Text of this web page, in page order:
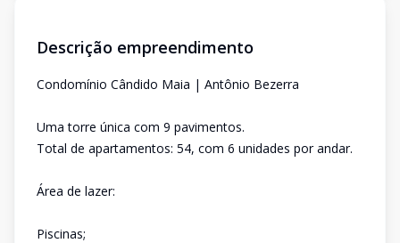
Descrição empreendimento
Condomínio Cândido Maia | Antônio Bezerra
Uma torre única com 9 pavimentos.
Total de apartamentos: 54, com 6 unidades por andar.
Área de lazer:
Piscinas;